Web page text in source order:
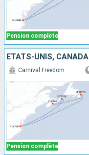
Pension complète
ÉTATS-UNIS, CANADA
Pension complète
Carnival Freedom